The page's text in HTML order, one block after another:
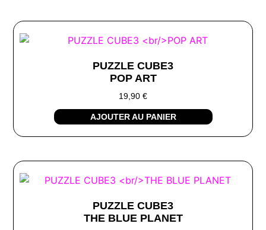
PUZZLE CUBE3
POP ART
19,90 €
AJOUTER AU PANIER
PUZZLE CUBE3
THE BLUE PLANET